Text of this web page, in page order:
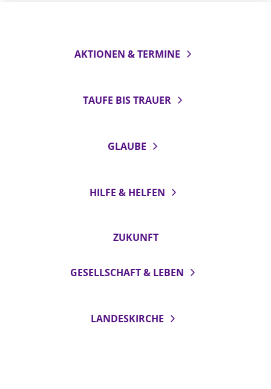
AKTIONEN & TERMINE
TAUFE BIS TRAUER
GLAUBE
HILFE & HELFEN
ZUKUNFT
GESELLSCHAFT & LEBEN
LANDESKIRCHE